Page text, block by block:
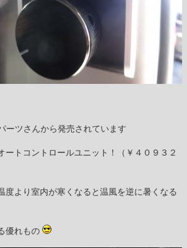
ーツさんから発売されています
ートコントロールユニット！（￥４０９３２
度より室内が寒くなると温風を逆に暑くなる
優れもの